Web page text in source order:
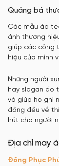
Quảng bá
Các mẫu áo
ảnh thương
giúp các công
hiệu của mình
Những người
hay slogan áo
và giúp họ ghi
đồng đều về
hút cho người
Địa chỉ may
Đồng Phục